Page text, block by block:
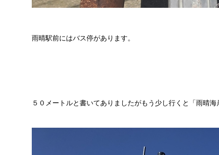
雨晴駅前にはバス停があります。
５０メートルと書いてありましたがもう少し行くと「雨晴